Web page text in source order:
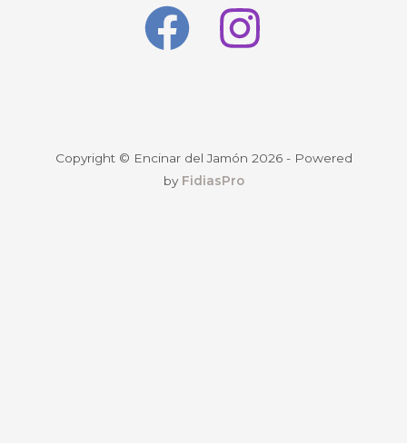
Copyright © Encinar del Jamón 2026 - Powered
by FidiasPro